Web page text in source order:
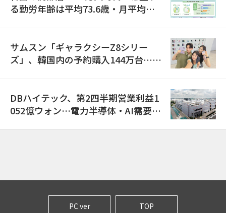
る勤労年齢は平均73.6歳・月平均賃
サムスン「ギャラクシーZ8シリー
ズ」、韓国内の予約購入144万台…
DBハイテック、第2四半期営業利益1
052億ウォン…電力半導体・AI需要増
PC ver TOP